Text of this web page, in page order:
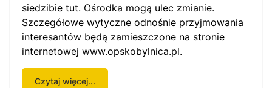
siedzibie tut. Ośrodka mogą ulec zmianie.
Szczegółowe wytyczne odnośnie przyjmowania
interesantów będą zamieszczone na stronie
internetowej www.opskobylnica.pl.
Czytaj więcej...